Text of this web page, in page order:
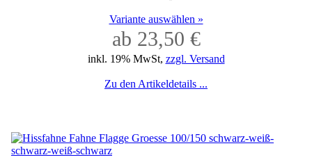
Variante auswählen »
ab 23,50 €
inkl. 19% MwSt, zzgl. Versand
Zu den Artikeldetails ...